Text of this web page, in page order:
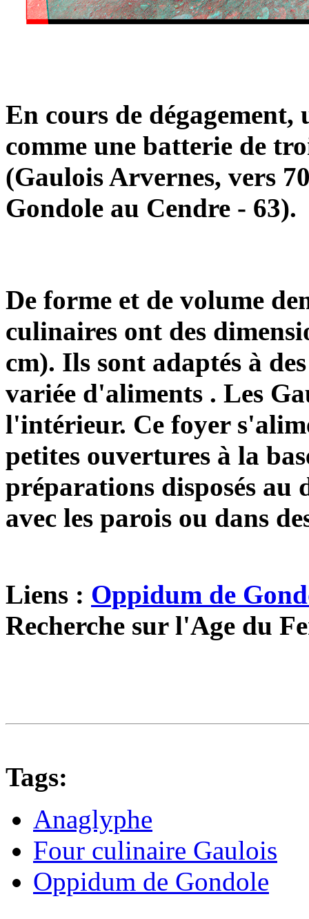
En cours de
comme une batterie de
(Gaulois Arvernes, vers
Gondole au Cendre - 63).
De forme et de volume
culinaires ont des
cm). Ils sont adaptés à
variée d'aliments . Les
l'intérieur. Ce foyer
petites ouvertures à la
préparations disposés au
avec les parois ou dans
Liens : Oppidum de
Recherche sur l'Age du
Tags:
Anaglyphe
Four culinaire Gaulois
Oppidum de Gondole